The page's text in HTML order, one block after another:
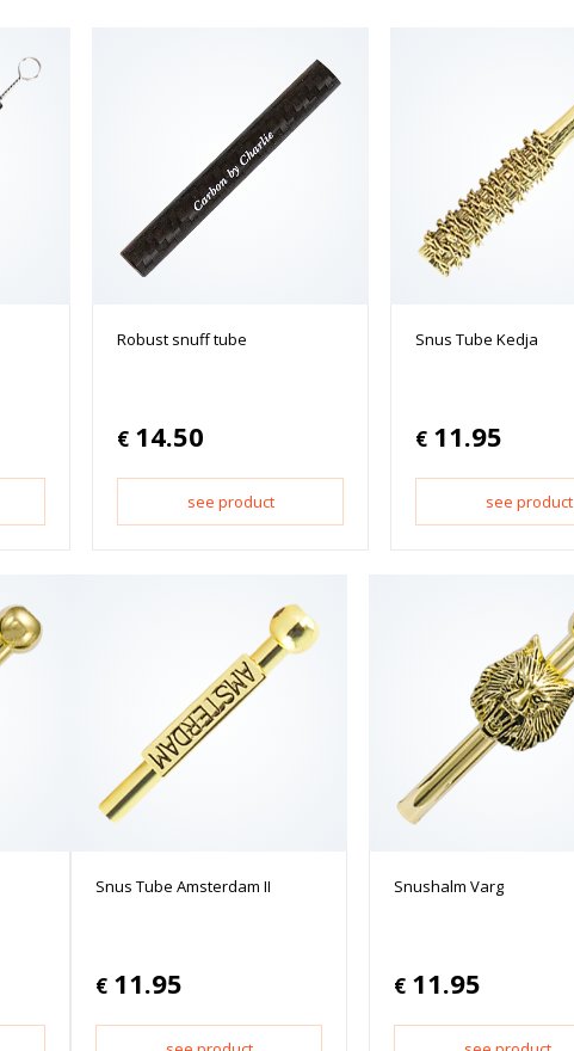
Robust snuff tube
€ 14.50
see product
Snus Tube Kedja
€ 11.95
see product
Snus Tube Amsterdam II
€ 11.95
Snushalm Varg
€ 11.95